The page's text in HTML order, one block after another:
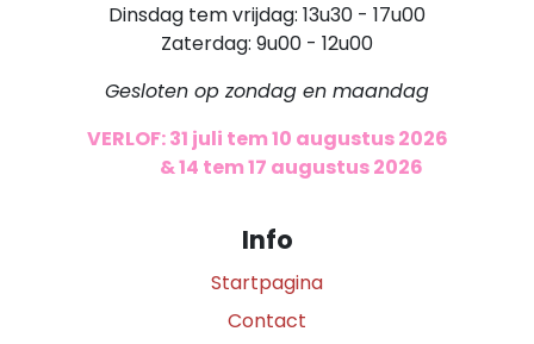
Dinsdag tem vrijdag: 13u30 - 17u00
Zaterdag: 9u00 - 12u00
Gesloten op zondag en maandag
VERLOF: 31 juli tem 10 augustus 2026
& 14 tem 17 augustus 2026
Info
Startpagina
Contact